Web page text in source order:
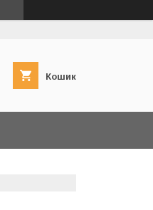
Кошик